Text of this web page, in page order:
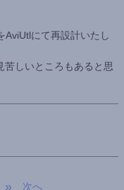
AviUtlにて再設計いたし
しいところもあると思
» 次へ